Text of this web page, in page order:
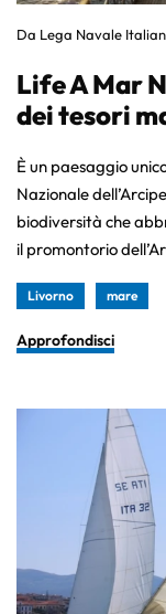
Da Lega Navale
Life A Mar
dei tesori
È un paesaggio
Nazionale
biodiversità che
il promontorio
Livorno mare
Approfondisci